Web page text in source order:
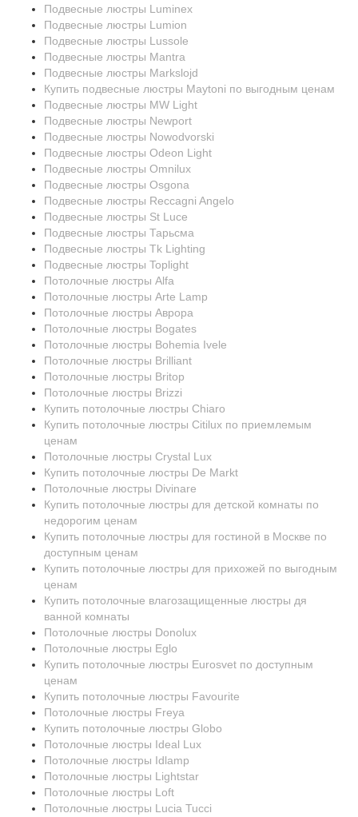
Подвесные люстры Luminex
Подвесные люстры Lumion
Подвесные люстры Lussole
Подвесные люстры Mantra
Подвесные люстры Markslojd
Купить подвесные люстры Maytoni по выгодным ценам
Подвесные люстры MW Light
Подвесные люстры Newport
Подвесные люстры Nowodvorski
Подвесные люстры Odeon Light
Подвесные люстры Omnilux
Подвесные люстры Osgona
Подвесные люстры Reccagni Angelo
Подвесные люстры St Luce
Подвесные люстры Тарьсма
Подвесные люстры Tk Lighting
Подвесные люстры Toplight
Потолочные люстры Alfa
Потолочные люстры Arte Lamp
Потолочные люстры Аврора
Потолочные люстры Bogates
Потолочные люстры Bohemia Ivele
Потолочные люстры Brilliant
Потолочные люстры Britop
Потолочные люстры Brizzi
Купить потолочные люстры Chiaro
Купить потолочные люстры Citilux по приемлемым
ценам
Потолочные люстры Crystal Lux
Купить потолочные люстры De Markt
Потолочные люстры Divinare
Купить потолочные люстры для детской комнаты по
недорогим ценам
Купить потолочные люстры для гостиной в Москве по
доступным ценам
Купить потолочные люстры для прихожей по выгодным
ценам
Купить потолочные влагозащищенные люстры дя
ванной комнаты
Потолочные люстры Donolux
Потолочные люстры Eglo
Купить потолочные люстры Eurosvet по доступным
ценам
Купить потолочные люстры Favourite
Потолочные люстры Freya
Купить потолочные люстры Globo
Потолочные люстры Ideal Lux
Потолочные люстры Idlamp
Потолочные люстры Lightstar
Потолочные люстры Loft
Потолочные люстры Lucia Tucci